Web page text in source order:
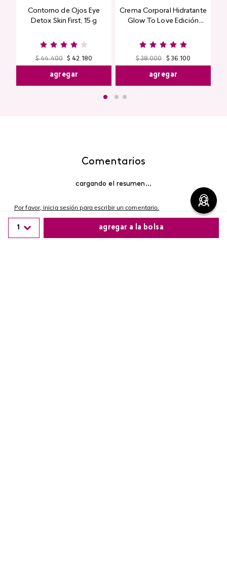
1 agregar a la bolsa
Contorno de Ojos Eye
Detox Skin First, 15 g
$ 44.400 $ 42.180
agregar
Crema Corporal Hidratante
Glow To Love Edición
$ 38.000 $ 36.100
agregar
Comentarios
cargando el resumen…
Por favor, inicia sesión para escribir un comentario.